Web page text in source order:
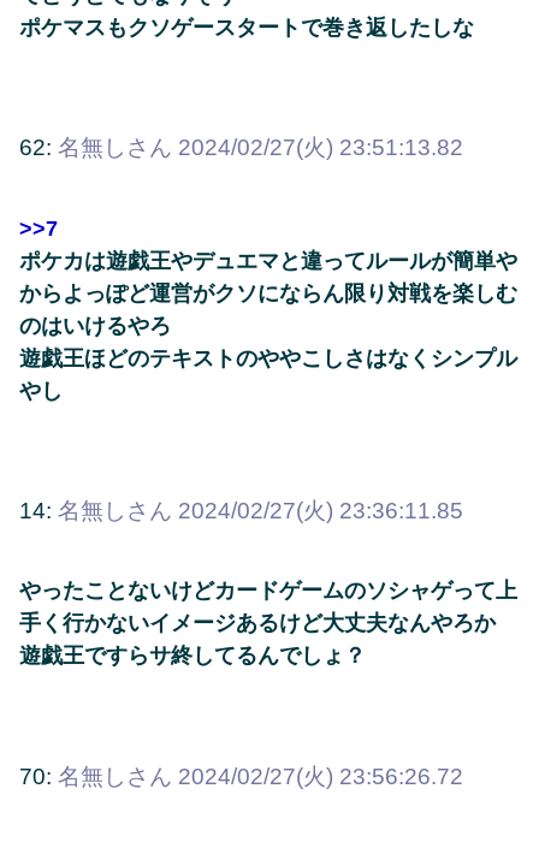
ポケマスもクソゲースタートで巻き返したしな
62: 名無しさん 2024/02/27(火) 23:51:13.82
>>7
ポケカは遊戯王やデュエマと違ってルールが簡単や
からよっぽど運営がクソにならん限り対戦を楽しむ
のはいけるやろ
遊戯王ほどのテキストのややこしさはなくシンプル
やし
14: 名無しさん 2024/02/27(火) 23:36:11.85
やったことないけどカードゲームのソシャゲって上
手く行かないイメージあるけど大丈夫なんやろか
遊戯王ですらサ終してるんでしょ？
70: 名無しさん 2024/02/27(火) 23:56:26.72